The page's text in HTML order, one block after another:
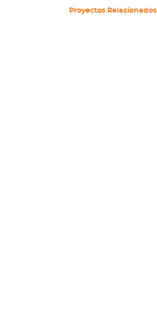
Proyectos Relacionados